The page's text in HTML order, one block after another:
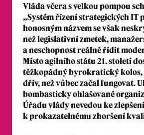
Vláda včera s velkou pompou
„Systém řízení strategických IT
honosným názvem se však
než legislativní zmetek,
a neschopnost reálně řídit
Místo agilního státu 21. století
těžkopádný byrokratický kolos,
dřív, než vůbec začal fungovat.
bombasticky ohlašované
Úřadu vlády nevedou ke
k prokazatelnému zhoršení